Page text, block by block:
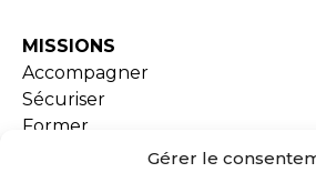
Gérer le
MISSIONS
Accompagner
Sécuriser
Former